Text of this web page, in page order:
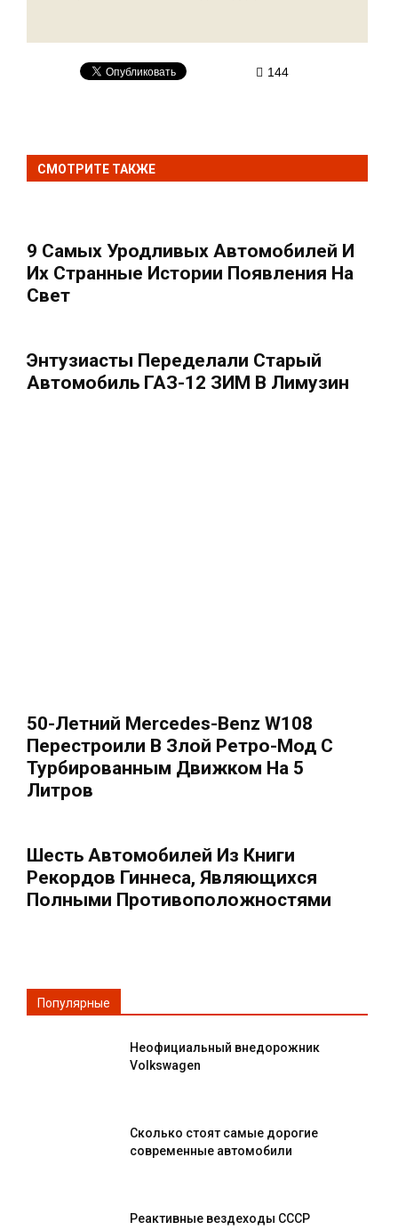
144
СМОТРИТЕ ТАКЖЕ
9 Самых Уродливых Автомобилей И
Их Странные Истории Появления На
Свет
Энтузиасты Переделали Старый
Автомобиль ГАЗ-12 ЗИМ В Лимузин
50-Летний Mercedes-Benz W108
Перестроили В Злой Ретро-Мод С
Турбированным Движком На 5
Литров
Шесть Автомобилей Из Книги
Рекордов Гиннеса, Являющихся
Полными Противоположностями
Популярные
Неофициальный внедорожник
Volkswagen
Сколько стоят самые дорогие
современные автомобили
Реактивные вездеходы СССР